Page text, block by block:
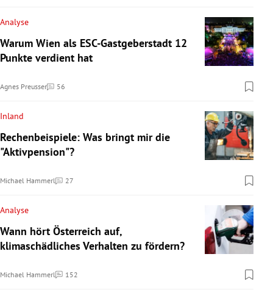
Analyse
Warum Wien als ESC-Gastgeberstadt 12
Punkte verdient hat
Agnes Preusser 56
Kommentare
Inland
Rechenbeispiele: Was bringt mir die
"Aktivpension"?
Michael Hammerl 27
Kommentare
Analyse
Wann hört Österreich auf,
klimaschädliches Verhalten zu fördern?
Michael Hammerl 152
Kommentare